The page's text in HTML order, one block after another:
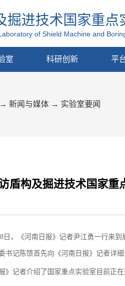
掘进技术国家重点
of Shield Machine and
室 科研创新 平
→ 新闻与媒体 → 实验室要闻
盾构及掘进技术国家重
日，《河南日报》记者尹江勇一行来
书记陈馈首先向《河南日报》记者详
》记者介绍了国家重点实验室目前正